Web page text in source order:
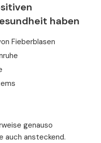
haben
Fieberblasen
genauso
auch ansteckend.